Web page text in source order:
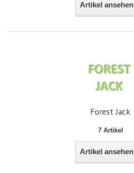
Artikel ansehen
Forest Jack
7 Artikel
Artikel ansehen